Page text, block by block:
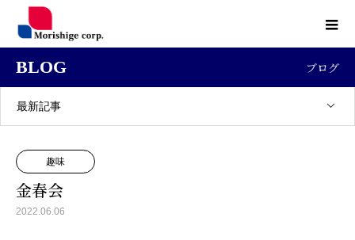
BLOG ブログ
最新記事
趣味
金春会
2022.06.06